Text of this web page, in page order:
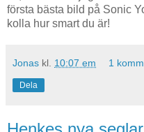
första bästa bild på Sonic
kolla hur smart du är!
Jonas kl. 10:07 em 1
Dela